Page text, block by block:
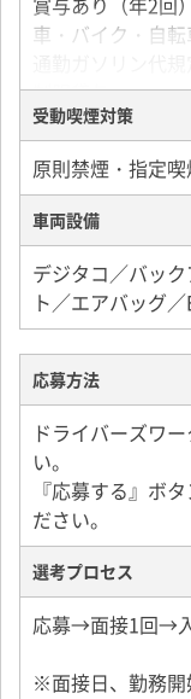
車・バイク・自
制服貸与
退職金あり（勤続3
産休・育休制度
専用車あり（一部
資格取得支援制度
定年60歳
車内喫煙OK
試用期間なし
受動喫煙対策
原則禁煙・指定
車両設備
デジタコ／バッ
ト／エアバッグ
応募方法
ドライバーズワ
い。
『応募する』ボ
ださい。
選考プロセス
応募→面接1回→
※面接日、勤務開